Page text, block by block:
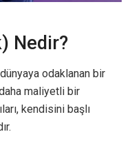
Nedir?
odaklanan bir
maliyetli bir
kendisini başlı